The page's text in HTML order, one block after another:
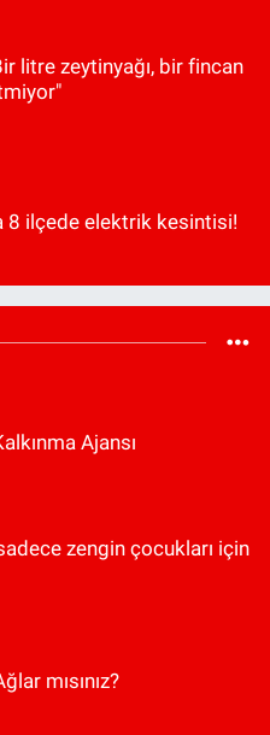
litre zeytinyağı, bir fincan
8 ilçede elektrik kesintisi!
Ajansı
zengin çocukları için
mısınız?